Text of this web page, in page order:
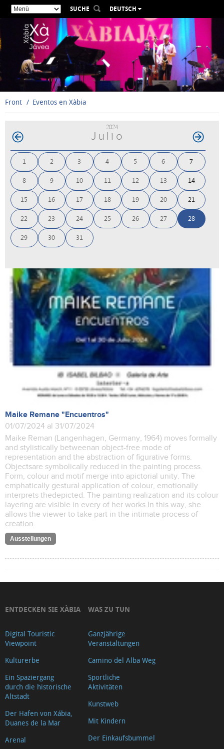
SUCHE
DEUTSCH
ESPAÑOL
VALENCIÀ
FRANÇAIS
РУССКИЙ
Front Eventos en Xàbia
2024
Julio
1 2 3 4 5 6 7
8 9 10 11 12 13 14
15 16 17 18 19 20 21
22 23 24 25 26 27 28
29 30 31
Maike Remane "Encuentros"
01/07/2024 al 31/07/2024
Maike Reman (Langenhagen, Germany, 1964) moves formally
and stylistically betweenan object-free mode of
representation and the abstraction of figurative forms.
Objectsare symbolically reduced in the painting process.
Form, colour and motif merge into apictorial unity. The
emphatically gestural application of colour, emotionally
interprets thedepicted. The painting realization and its colour
layering are visible in every of her works.In this way, she
allows the viewer to take part in the intimate process of
creation.
Ausstellungen
ENTDECKEN SIE XÀBIA
Digital Touristic
Viewpoint
Kulturerbe
Ein Spaziergang
durch die historische
Altstadt
Der Hafen von Xábia,
Duanes de la Mar
Arenal
WAS ZU TUN
Ganzjährige
Veranstaltungen
Camino del Alba Weg
Sportliche
Aktivitäten
Kunstweb
Mit Kindern
Der Einkaufsbummel